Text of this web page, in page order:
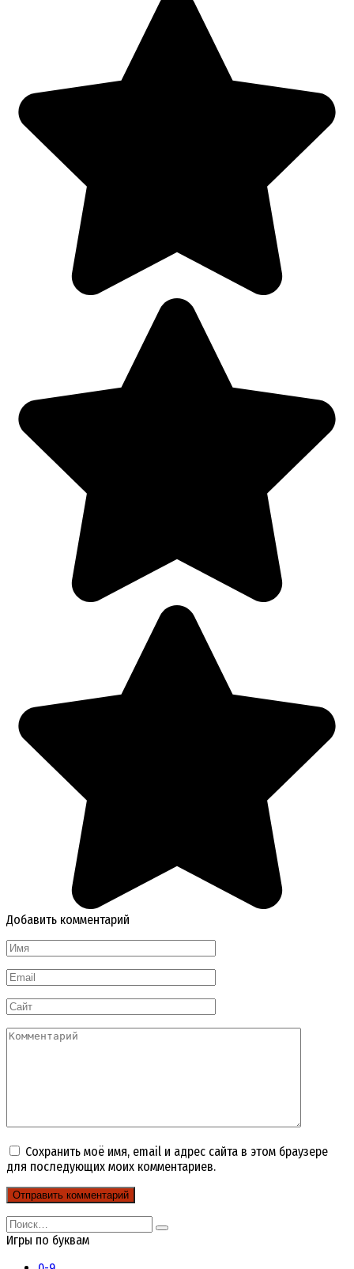
Добавить комментарий
Имя
*
Email
*
Сайт
Комментарий
Сохранить моё имя, email и адрес сайта в этом браузере
для последующих моих комментариев.
Search
for:
Игры по буквам